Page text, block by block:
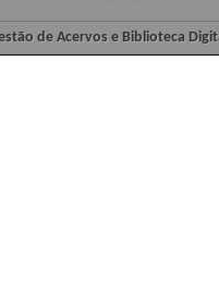
de Acervos e Biblioteca